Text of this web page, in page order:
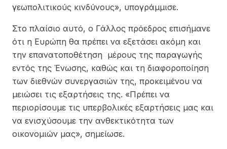
γεωπολιτικούς κινδύνους», υπογράμμισε.
Στο πλαίσιο αυτό, ο Γάλλος πρόεδρος επισήμανε
ότι η Ευρώπη θα πρέπει να εξετάσει ακόμη και
την επανατοποθέτηση μέρους της παραγωγής
εντός της Ένωσης, καθώς και τη διαφοροποίηση
των διεθνών συνεργασιών της, προκειμένου να
μειώσει τις εξαρτήσεις της. «Πρέπει να
περιορίσουμε τις υπερβολικές εξαρτήσεις μας και
να ενισχύσουμε την ανθεκτικότητα των
οικονομιών μας», σημείωσε.